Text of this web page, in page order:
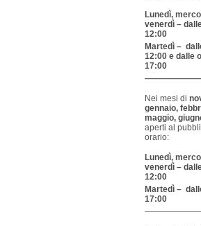
Lunedì,
venerdì –
12:00
Martedì –
12:00 e dalle
17:00
Nei mesi di
gennaio,
maggio,
aperti al
orario:
Lunedì,
venerdì –
12:00
Martedì –
17:00